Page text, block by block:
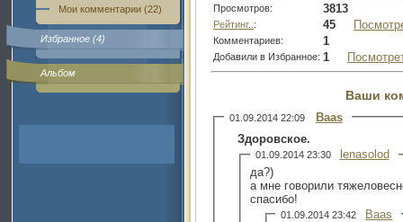
Мои комментарии (22)
Избранное (4)
Альбом
Просмотров: 3813
Рейтинг.. : 45
Комментариев: 1
Добавили в Избранное: 1
Ваши
01.09.2014 22:09
Baas
Здоровское.
01.09.2014 23:30
lenasolod
да?)
а мне говорили
спасибо!
01.09.2014 23:42
Baas